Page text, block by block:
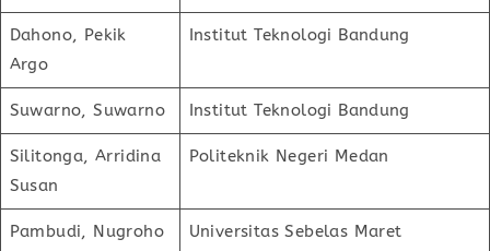
Dahono, Pekik
Argo
Institut Teknologi Bandung
Suwarno, Suwarno Institut Teknologi Bandung
Silitonga, Arridina
Susan
Politeknik Negeri Medan
Pambudi, Nugroho
Universitas Sebelas Maret